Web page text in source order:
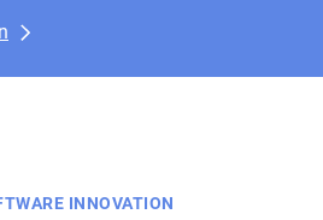
INNOVATION